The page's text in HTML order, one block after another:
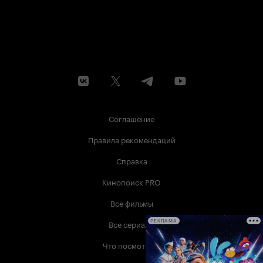
Соглашение
Правила рекомендаций
Справка
Кинопоиск PRO
Все фильмы
Все сериалы
Что посмотреть
РЕКЛАМА